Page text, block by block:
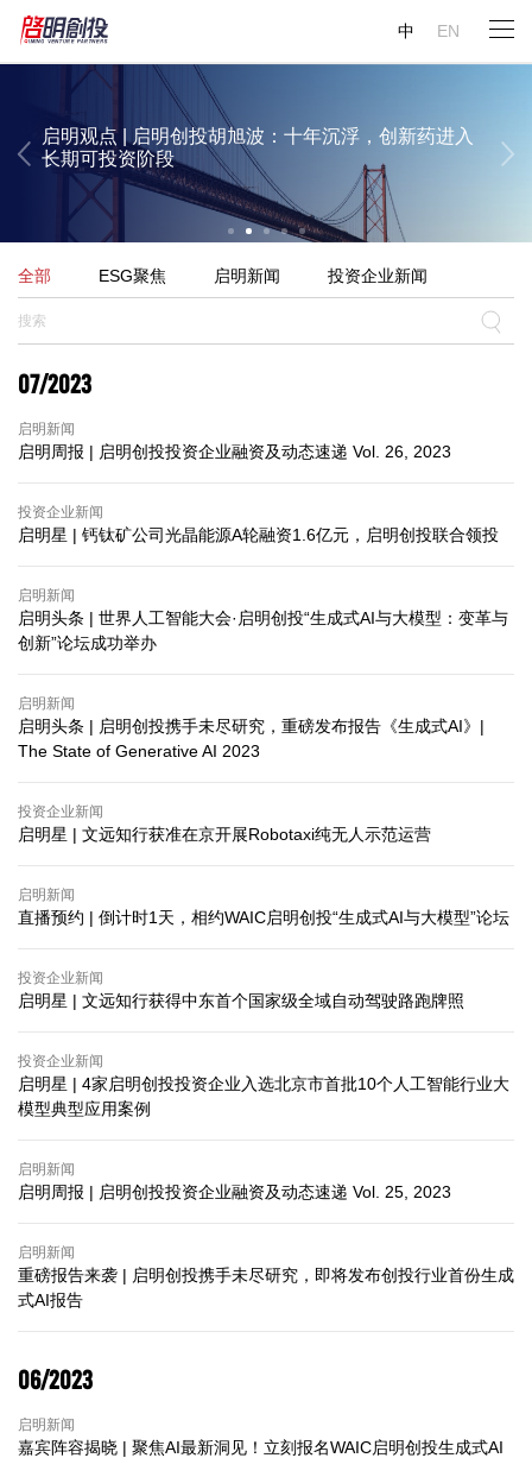
中 EN
已经显现
不过热，理应吸引全世界的资金
启明观点 | 启明创投胡旭波：十年沉浮，创新药进入
长期可投资阶段
启明观点 | 启明创投周志峰：今年大概率将出现“超级
AI应用”
Gary Rieschel：中国或将有12%的GDP来自医疗领域
启明观点 | 启明创投陈侃：AI对生物医药行业的变革
已经显现
启明观点 | 启明创投邝子平：中国的人工智能投资并
不过热，理应吸引全世界的资金
全部 ESG聚焦 启明新闻 投资企业新闻
07/2023
启明新闻
启明周报 | 启明创投投资企业融资及动态速递 Vol. 26, 2023
投资企业新闻
启明星 | 钙钛矿公司光晶能源A轮融资1.6亿元，启明创投联合领投
启明新闻
启明头条 | 世界人工智能大会·启明创投“生成式AI与大模型：变革与
创新”论坛成功举办
启明新闻
启明头条 | 启明创投携手未尽研究，重磅发布报告《生成式AI》|
The State of Generative AI 2023
投资企业新闻
启明星 | 文远知行获准在京开展Robotaxi纯无人示范运营
启明新闻
直播预约 | 倒计时1天，相约WAIC启明创投“生成式AI与大模型”论坛
投资企业新闻
启明星 | 文远知行获得中东首个国家级全域自动驾驶路跑牌照
投资企业新闻
启明星 | 4家启明创投投资企业入选北京市首批10个人工智能行业大
模型典型应用案例
启明新闻
启明周报 | 启明创投投资企业融资及动态速递 Vol. 25, 2023
启明新闻
重磅报告来袭 | 启明创投携手未尽研究，即将发布创投行业首份生成
式AI报告
06/2023
启明新闻
嘉宾阵容揭晓 | 聚焦AI最新洞见！立刻报名WAIC启明创投生成式AI